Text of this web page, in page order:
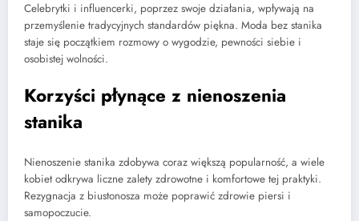
Celebrytki i influencerki, poprzez swoje działania, wpływają na
przemyślenie tradycyjnych standardów piękna. Moda bez stanika
staje się początkiem rozmowy o wygodzie, pewności siebie i
osobistej wolności.
Korzyści płynące z nienoszenia
stanika
Nienoszenie stanika zdobywa coraz większą popularność, a wiele
kobiet odkrywa liczne zalety zdrowotne i komfortowe tej praktyki.
Rezygnacja z biustonosza może poprawić zdrowie piersi i
samopoczucie.